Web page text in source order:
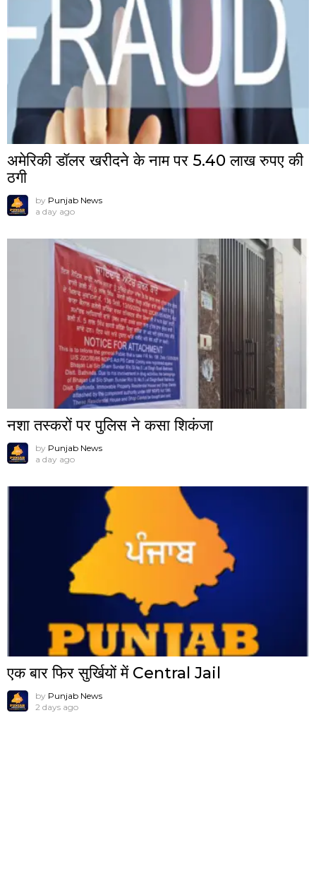
अमेरिकी डॉलर खरीदने के नाम पर 5.40 लाख रुपए की
ठगी
by Punjab News
a day ago
नशा तस्करों पर पुलिस ने कसा शिकंजा
by Punjab News
a day ago
एक बार फिर सुर्खियों में Central Jail
by Punjab News
2 days ago